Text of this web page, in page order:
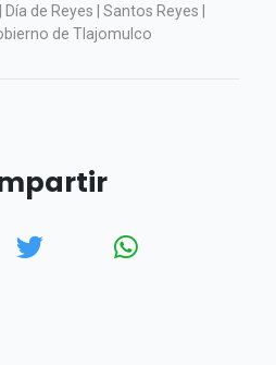
de Reyes | Santos Reyes |
de Tlajomulco